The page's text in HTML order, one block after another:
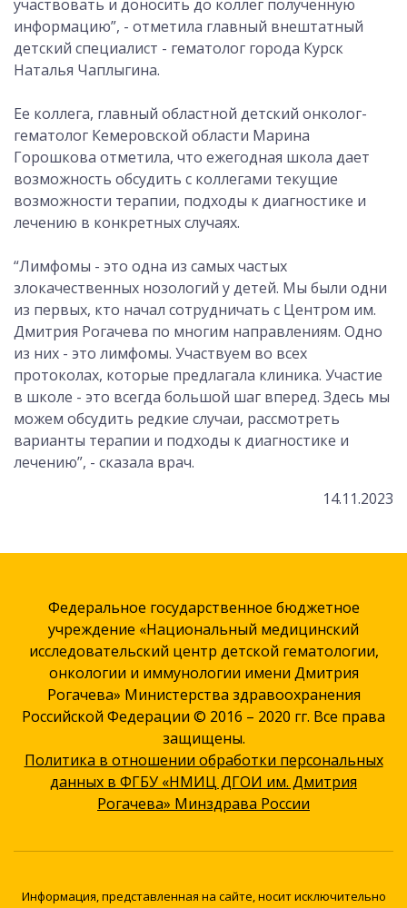
участвовать и доносить до коллег полученную
информацию”, - отметила главный внештатный
детский специалист - гематолог города Курск
Наталья Чаплыгина.
Ее коллега, главный областной детский онколог-
гематолог Кемеровской области Марина
Горошкова отметила, что ежегодная школа дает
возможность обсудить с коллегами текущие
возможности терапии, подходы к диагностике и
лечению в конкретных случаях.
“Лимфомы - это одна из самых частых
злокачественных нозологий у детей. Мы были одни
из первых, кто начал сотрудничать с Центром им.
Дмитрия Рогачева по многим направлениям. Одно
из них - это лимфомы. Участвуем во всех
протоколах, которые предлагала клиника. Участие
в школе - это всегда большой шаг вперед. Здесь мы
можем обсудить редкие случаи, рассмотреть
варианты терапии и подходы к диагностике и
лечению”, - сказала врач.
14.11.2023
Федеральное государственное бюджетное
учреждение «Национальный медицинский
исследовательский центр детской гематологии,
онкологии и иммунологии имени Дмитрия
Рогачева» Министерства здравоохранения
Российской Федерации © 2016 – 2020 гг. Все права
защищены.
Политика в отношении обработки персональных
данных в ФГБУ «НМИЦ ДГОИ им. Дмитрия
Рогачева» Минздрава России
Информация, представленная на сайте, носит исключительно